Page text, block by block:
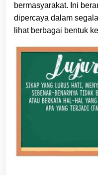
bermasyarakat. Ini
dipercaya dalam
lihat berbagai bentuk